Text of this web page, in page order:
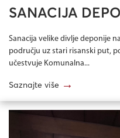
SANACIJA
Sanacija velike divlje deponije
području uz stari risanski put,
učestvuje Komunalna...
Saznajte više →